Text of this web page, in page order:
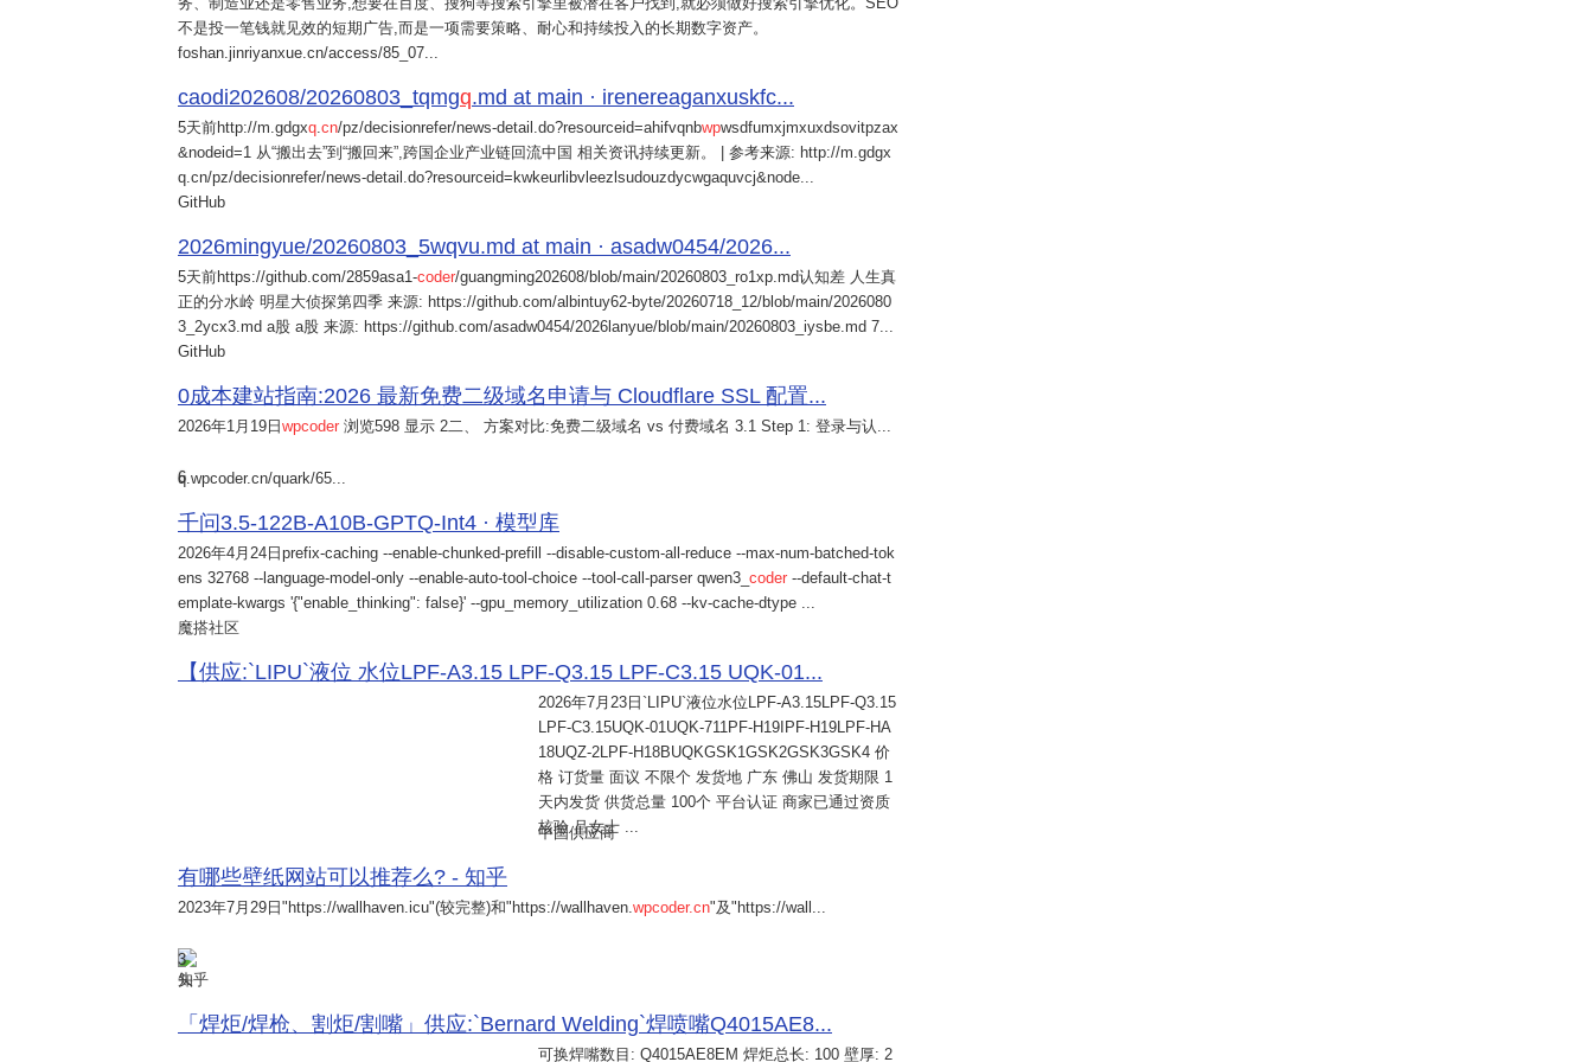
不是投一笔钱就见效的短期广告,而是一项需要策略、耐心和持续投入的长期数字资产。
foshan.jinriyanxue.cn/access/85_07...
caodi202608/20260803_tqmgq.md at main · irenereaganxuskfc...
5天前http://m.gdgxq cn/pz/decisionrefer/news-detail.do?resourceid=ahifvqnbwpwsdfumxjmxuxdsovitpzax
&nodeid=1 从“搬出去”到“搬回来”,跨国企业产业链回流中国 相关资讯持续更新。 | 参考来源: http://m.gdgx
q.cn/pz/decisionrefer/news-detail.do?resourceid=kwkeurlibvleezlsudouzdycwgaquvcj&node...
GitHub
2026mingyue/20260803_5wqvu.md at main · asadw0454/2026...
5天前https://github.com/2859asa1-coder/guangming202608/blob/main/20260803_ro1xp.md认知差 人生真
正的分水岭 明星大侦探第四季 来源: https://github.com/albintuy62-byte/20260718_12/blob/main/2026080
3_2ycx3.md a股 a股 来源: https://github.com/asadw0454/2026lanyue/blob/main/20260803_iysbe.md 7...
GitHub
0成本建站指南:2026 最新免费二级域名申请与 Cloudflare SSL 配置...
2026年1月19日wpcoder 浏览598 显示 2二、 方案对比:免费二级域名 vs 付费域名 3.1 Step 1: 登录与认...
6
q.wpcoder.cn/quark/65...
千问3.5-122B-A10B-GPTQ-Int4 · 模型库
2026年4月24日 prefix-caching --enable-chunked-prefill --disable-custom-all-reduce --max-num-batched-tok
ens 32768 --language-model-only --enable-auto-tool-choice --tool-call-parser qwen3_ coder --default-chat-t
emplate-kwargs '{"enable_thinking": false}' --gpu_memory_utilization 0.68 --kv-cache-dtype ...
魔搭社区
【供应:`LIPU`液位 水位LPF-A3.15 LPF-Q3.15 LPF-C3.15 UQK-01...
2026年7月23日 `LIPU`液位水位LPF-A3.15LPF-Q3.15
LPF-C3.15UQK-01UQK-711PF-H19IPF-H19LPF-HA
18UQZ-2LPF-H18BUQKGSK1GSK2GSK3GSK4 价
格 订货量 面议 不限个 发货地 广东 佛山 发货期限 1
天内发货 供货总量 100个 平台认证 商家已通过资质
核验 吕女士 ...
中国供应商
有哪些壁纸网站可以推荐么? - 知乎
2023年7月29日 "https://wallhaven.icu"(较完整)和"https://wallhaven.wpcoder.cn"及"https://wall...
3
知乎
「焊炬/焊枪、割炬/割嘴」供应:`Bernard Welding`焊喷嘴Q4015AE8...
可换焊嘴数目: Q4015AE8EM 焊炬总长: 100 壁厚: 2